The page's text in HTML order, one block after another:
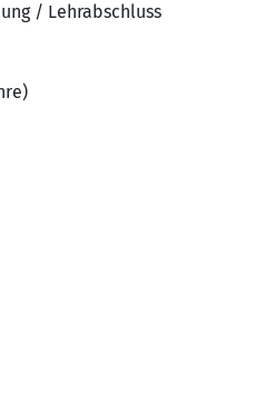
/ Lehrabschluss